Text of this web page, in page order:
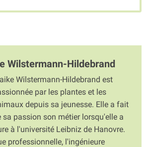
Wilstermann-Hildebrand
Wilstermann-Hildebrand est
par les plantes et les
depuis sa jeunesse. Elle a fait
sa passion son métier lorsqu'elle a
à l'université Leibniz de Hanovre.
professionnelle, l'ingénieure